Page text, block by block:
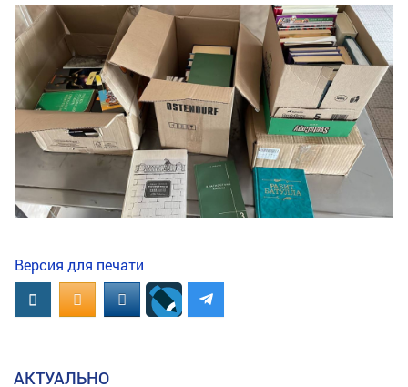
Версия для печати
ВконтактеOK.RUMAIL.RU
АКТУАЛЬНО